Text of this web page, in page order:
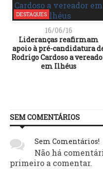
DESTAQUES
16/06/16
Lideranças reafirmam
apoio à pré-candidatura
Rodrigo Cardoso a
em Ilhéus
SEM COMENTÁRIOS
Sem Comentários!
Não há
primeiro a comentar.